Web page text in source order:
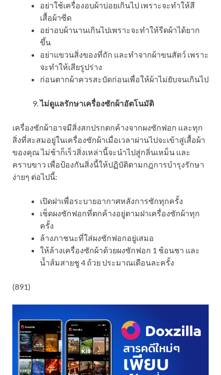
อย่าใช้เครื่องอบผ้าบ่อยเกินไป เพราะจะทำให้สี
เสื้อผ้าซีด
อย่าอบผ้านานเกินไปเพราะจะทำให้รีดผ้าได้ยาก
ขึ้น
อย่าแขวนสิ่งของที่ถัก และทำจากผ้าขนสัตว์ เพราะ
จะทำให้เสียรูปร่าง
ก่อนตากผ้าควรสะบัดก่อนเพื่อให้ผ้าไม่ยับจนเกินไป
ไม่ดูแลรักษาเครื่องซักผ้าอัตโนมัติ
เครื่องซักผ้าอาจมีสิ่งสกปรกตกค้างจากผงซักฟอก และทุก
สิ่งที่สะสมอยู่ในเครื่องซักผ้าเมื่อเวลาผ่านไปจะเข้าสู่เสื้อผ้า
ของคุณ ไม่ช้าก็เร็วสิ่งเหล่านี้จะนำไปสู่กลิ่นเหม็น และ
คราบขาว เพื่อป้องกันสิ่งนี้ให้ปฏิบัติตามกฎการบำรุงรักษา
ง่ายๆ ต่อไปนี้:
เปิดฝาเพื่อระบายอากาศหลังการซักทุกครั้ง
เช็ดผงซักฟอกที่ตกค้างอยู่ตามฝาเครื่องซักผ้าทุก
ครั้ง
ล้างภาชนะที่ใส่ผงซักฟอกอยู่เสมอ
ให้ล้างเครื่องซักผ้าด้วยผงซักฟอก 1 ช้อนชา และ
น้ำส้มสายชู 4 ถ้วย ประมาณเดือนละครั้ง
(891)